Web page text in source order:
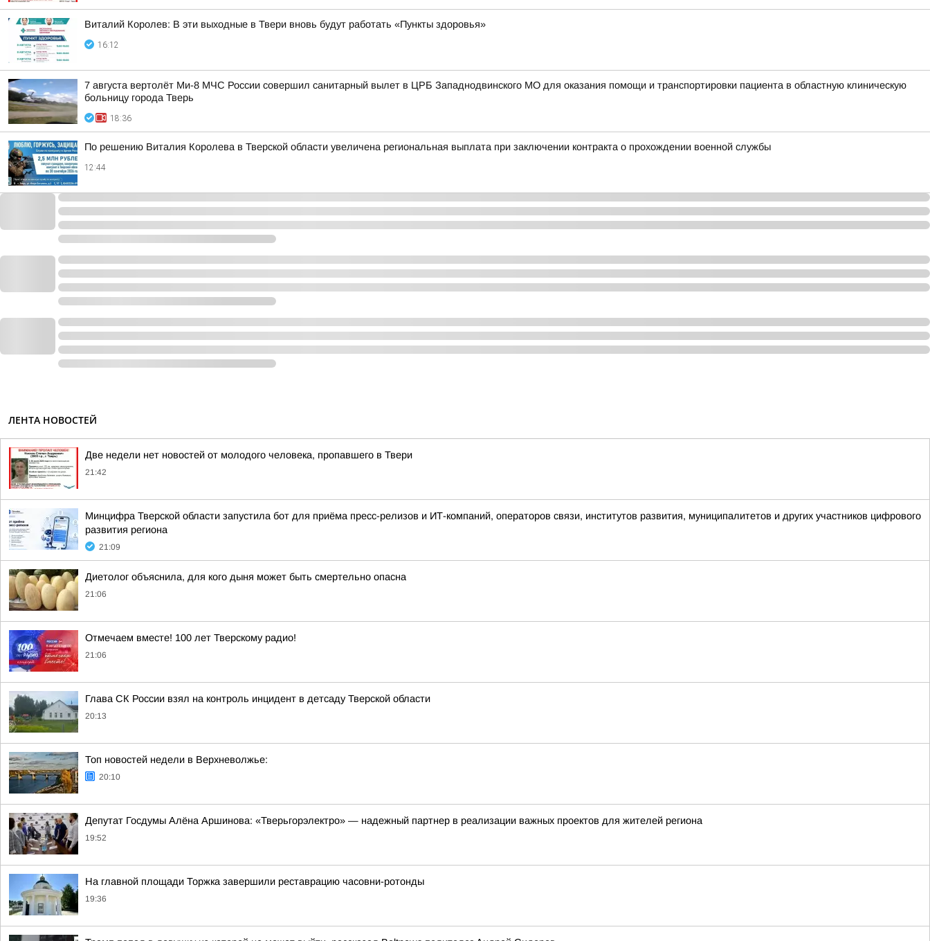
Виталий Королев: В эти выходные в Твери вновь будут работать «Пункты здоровья»
16:12
7 августа вертолёт Ми-8 МЧС России совершил санитарный вылет в ЦРБ Западнодвинского МО для оказания помощи и транспортировки пациента в областную клиническую
больницу города Тверь
18:36
По решению Виталия Королева в Тверской области увеличена региональная выплата при заключении контракта о прохождении военной службы
12:44
ЛЕНТА НОВОСТЕЙ
Две недели нет новостей от молодого человека, пропавшего в Твери
21:42
Минцифра Тверской области запустила бот для приёма пресс-релизов и ИТ-компаний, операторов связи, институтов развития, муниципалитетов и других участников цифрового
развития региона
21:09
Диетолог объяснила, для кого дыня может быть смертельно опасна
21:06
Отмечаем вместе! 100 лет Тверскому радио!
21:06
Глава СК России взял на контроль инцидент в детсаду Тверской области
20:13
Топ новостей недели в Верхневолжье:
20:10
Депутат Госдумы Алёна Аршинова: «Тверьгорэлектро» — надежный партнер в реализации важных проектов для жителей региона
19:52
На главной площади Торжка завершили реставрацию часовни-ротонды
19:36